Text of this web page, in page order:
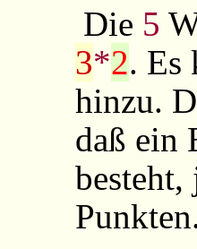
Die 5
3*2. Es
hinzu.
daß ein
besteht,